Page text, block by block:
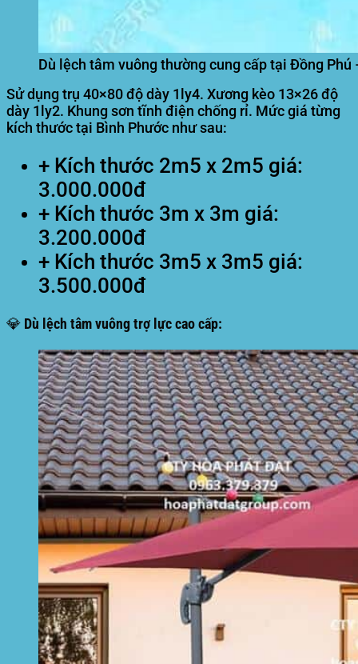
Dù lệch tâm vuông thường cung cấp tại Đồng Phú
Sử dụng trụ 40×80 độ dày 1ly4. Xương kèo 13×26 độ
dày 1ly2. Khung sơn tĩnh điện chống rỉ. Mức giá từng
kích thước tại Bình Phước như sau:
+ Kích thước 2m5 x 2m5 giá:
3.000.000đ
+ Kích thước 3m x 3m giá:
3.200.000đ
+ Kích thước 3m5 x 3m5 giá:
3.500.000đ
💎 Dù lệch tâm vuông trợ lực cao cấp: